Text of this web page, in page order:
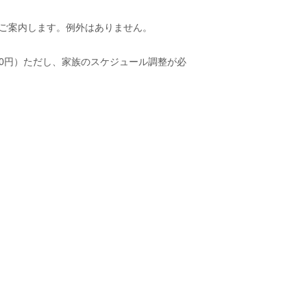
内します。例外はありません。
）ただし、家族のスケジュール調整が必